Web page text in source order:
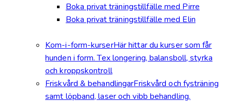
Boka privat träningstillfälle med Pirre
Boka privat träningstillfälle med Elin
Kom-i-form-kurserHär hittar du kurser som får
hunden i form. Tex longering, balansboll, styrka
och kroppskontroll
Friskvård & behandlingarFriskvård och fysträning
samt löpband, laser och vibb behandling.